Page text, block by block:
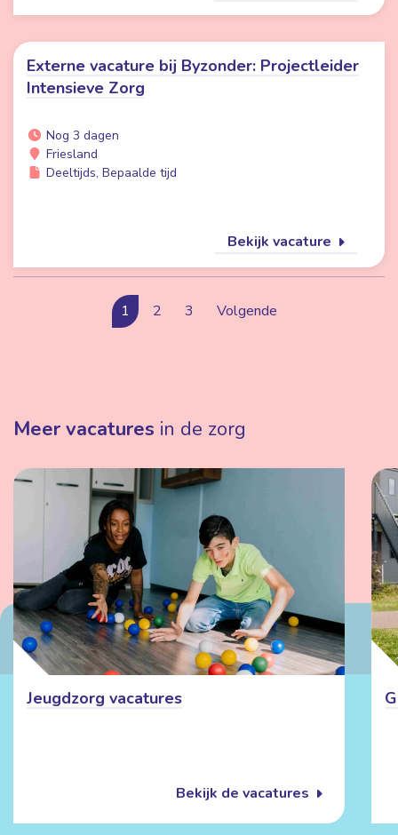
Externe vacature bij Byzonder: Projectleider
Intensieve Zorg
Nog 3 dagen
Friesland
Deeltijds, Bepaalde tijd
Bekijk vacature
1 2 3 Volgende
Meer vacatures in de zorg
Jeugdzorg vacatures
Bekijk de vacatures